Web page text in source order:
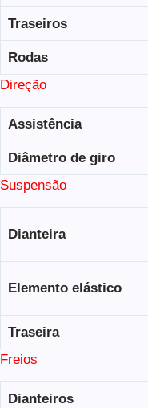
Traseiros
Rodas
Direção
Assistência
Diâmetro de giro
Suspensão
Dianteira
Elemento elástico
Traseira
Freios
Dianteiros